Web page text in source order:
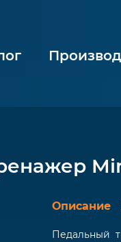
Описание
Педальный